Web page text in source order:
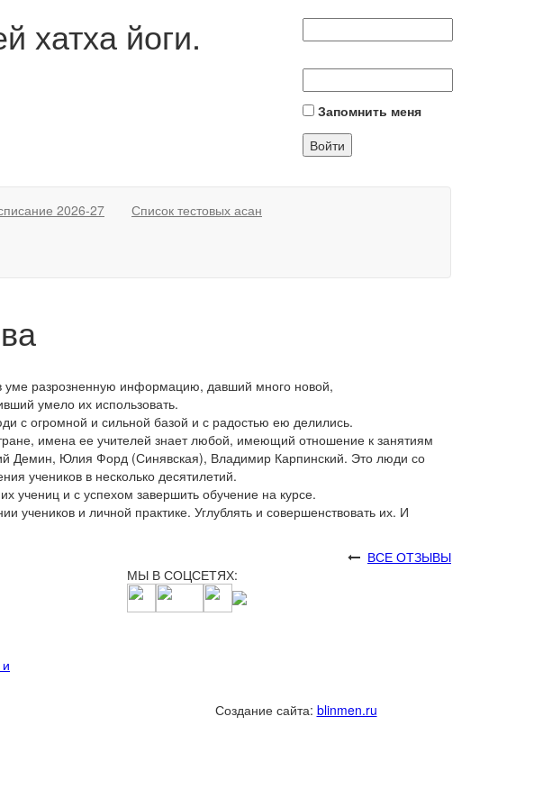
Запомнить меня
хатха йоги.
2026-27 Список тестовых асан
разрозненную информацию, давший много новой,
умело их использовать.
с огромной и сильной базой и с радостью ею делились.
имена ее учителей знает любой, имеющий отношение к занятиям
Демин, Юлия Форд (Синявская), Владимир Карпинский. Это люди со
учеников в несколько десятилетий.
учениц и с успехом завершить обучение на курсе.
учеников и личной практике. Углублять и совершенствовать их. И
ВСЕ ОТЗЫВЫ
МЫ В СОЦСЕТЯХ:
Создание сайта: blinmen.ru